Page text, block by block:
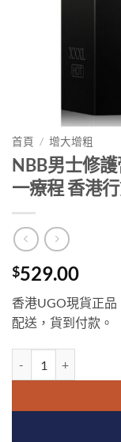
首頁 / 增大增粗
NBB男士修
一療程 香港
$529.00
香港UGO現貨正
配送，貨到付款。